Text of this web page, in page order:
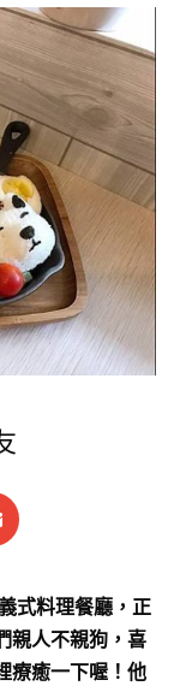
式料理餐廳，正
親人不親狗，喜
療癒一下喔！他